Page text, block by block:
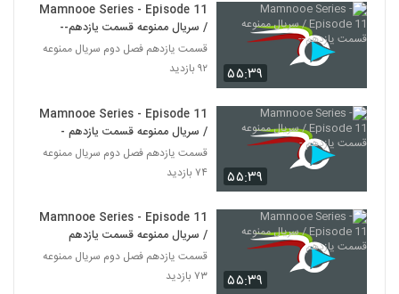
۵۵:۳۹
Mamnooe Series - Episode 11
/ سریال ممنوعه قسمت یازدهم--
قسمت یازدهم فصل دوم سریال ممنوعه
۹۲ بازدید
۵۵:۳۹
Mamnooe Series - Episode 11
/ سریال ممنوعه قسمت یازدهم -
قسمت یازدهم فصل دوم سریال ممنوعه
۷۴ بازدید
۵۵:۳۹
Mamnooe Series - Episode 11
/ سریال ممنوعه قسمت یازدهم
قسمت یازدهم فصل دوم سریال ممنوعه
۷۳ بازدید